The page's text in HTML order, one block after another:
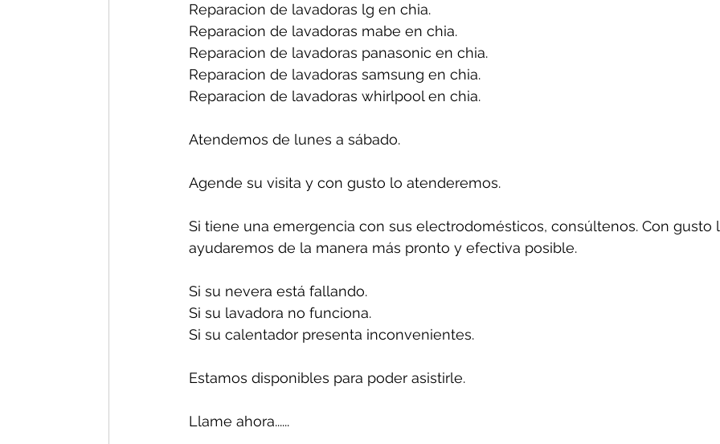
Reparacion de lavadoras lg en chia.
Reparacion de lavadoras mabe en chia.
Reparacion de lavadoras panasonic en chia.
Reparacion de lavadoras samsung en chia.
Reparacion de lavadoras whirlpool en chia.
Atendemos de lunes a sábado.
Agende su visita y con gusto lo atenderemos.
Si tiene una emergencia con sus electrodomésticos, consúltenos. Con gusto
ayudaremos de la manera más pronto y efectiva posible.
Si su nevera está fallando.
Si su lavadora no funciona.
Si su calentador presenta inconvenientes.
Estamos disponibles para poder asistirle.
Llame ahora......